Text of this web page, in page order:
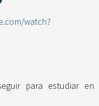
watch?
para estudiar en